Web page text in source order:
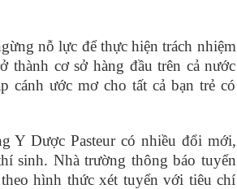
nỗ lực để thực hiện trách nhiệm
thành cơ sở hàng đầu trên cả nước
cánh ước mơ cho tất cả bạn trẻ có
Y Dược Pasteur có nhiều đổi mới,
sinh. Nhà trường thông báo tuyển
hình thức xét tuyển với tiêu chí